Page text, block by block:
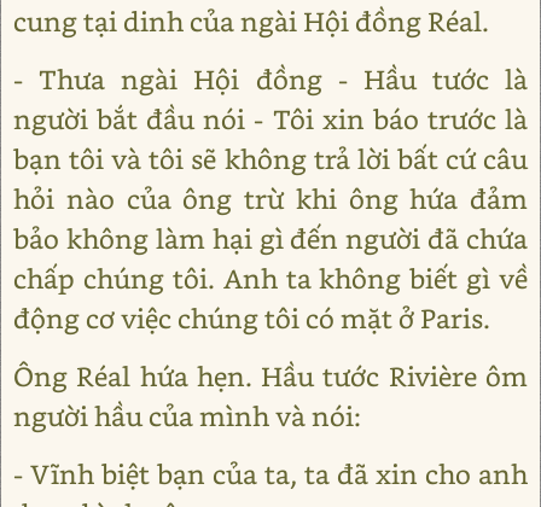
cung tại dinh của ngài Hội đồng Réal.
- Thưa ngài Hội đồng - Hầu tước là
người bắt đầu nói - Tôi xin báo trước là
bạn tôi và tôi sẽ không trả lời bất cứ câu
hỏi nào của ông trừ khi ông hứa đảm
bảo không làm hại gì đến người đã chứa
chấp chúng tôi. Anh ta không biết gì về
động cơ việc chúng tôi có mặt ở Paris.
Ông Réal hứa hẹn. Hầu tước Rivière ôm
người hầu của mình và nói:
- Vĩnh biệt bạn của ta, ta đã xin cho anh